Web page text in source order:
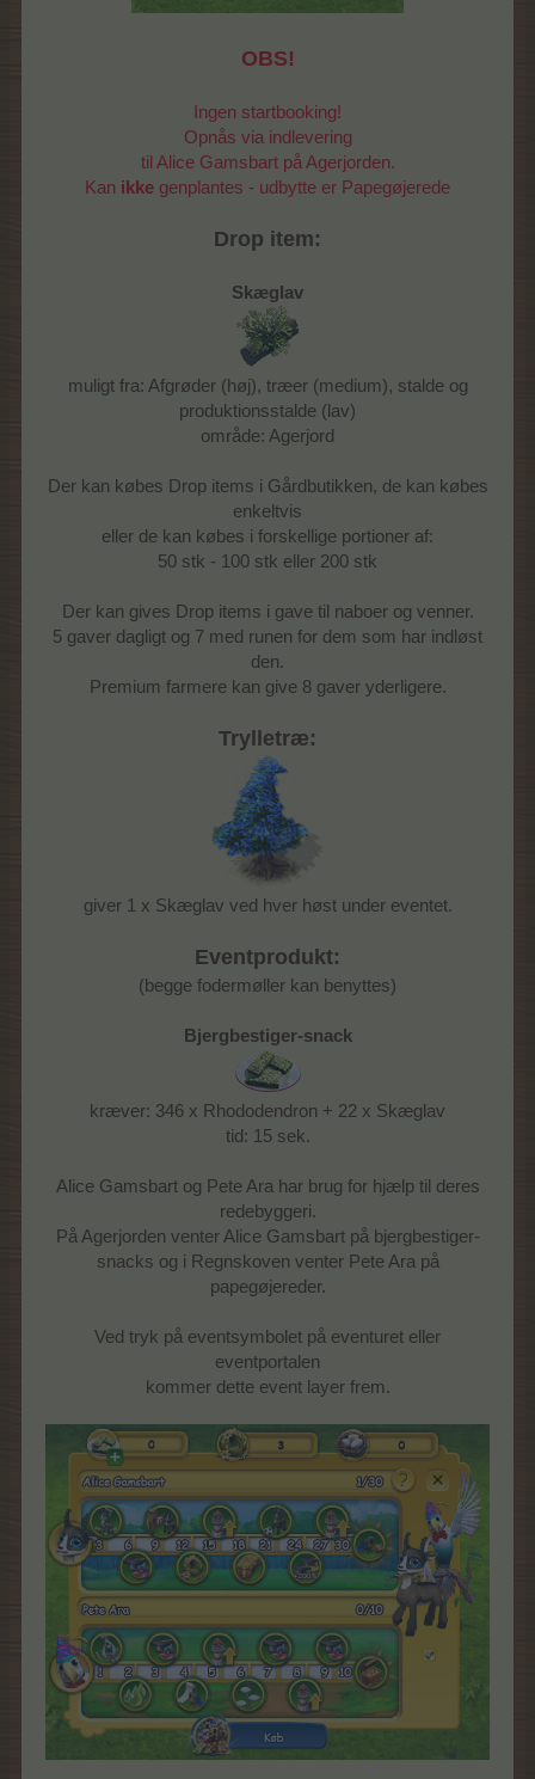
OBS!
Ingen startbooking!
Opnås via indlevering
til Alice Gamsbart på Agerjorden.
Kan ikke genplantes - udbytte er Papegøjerede
Drop item:
Skæglav
muligt fra: Afgrøder (høj), træer (medium), stalde og
produktionsstalde (lav)
område: Agerjord
Der kan købes Drop items i Gårdbutikken, de kan købes
enkeltvis
eller de kan købes i forskellige portioner af:
50 stk - 100 stk eller 200 stk
Der kan gives Drop items i gave til naboer og venner.
5 gaver dagligt og 7 med runen for dem som har indløst
den.
Premium farmere kan give 8 gaver yderligere.
Trylletræ:
giver 1 x Skæglav ved hver høst under eventet.
Eventprodukt:
(begge fodermøller kan benyttes)
Bjergbestiger-snack
kræver: 346 x Rhododendron + 22 x Skæglav
tid: 15 sek.
Alice Gamsbart og Pete Ara har brug for hjælp til deres
redebyggeri.
På Agerjorden venter Alice Gamsbart på bjergbestiger-
snacks og i Regnskoven venter Pete Ara på
papegøjereder.
Ved tryk på eventsymbolet på eventuret eller
eventportalen
kommer dette event layer frem.